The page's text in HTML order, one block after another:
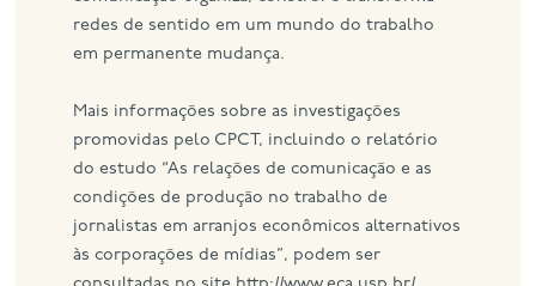
redes de sentido em um mundo do trabalho
em permanente mudança.
Mais informações sobre as investigações
promovidas pelo CPCT, incluindo o relatório
do estudo “As relações de comunicação e as
condições de produção no trabalho de
jornalistas em arranjos econômicos alternativos
às corporações de mídias”, podem ser